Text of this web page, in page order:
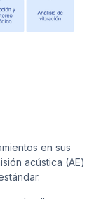
en sus
acústica (AE)